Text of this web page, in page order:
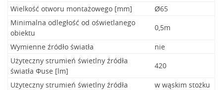
Wielkość otworu montażowego [mm]
Ø65
Minimalna odległość od oświetlanego
obiektu
0,5m
Wymienne źródło światła
nie
Użyteczny strumień świetlny źródła
światła Φuse [lm]
420
Użyteczny strumień świetlny źródła
w wąskim stożku